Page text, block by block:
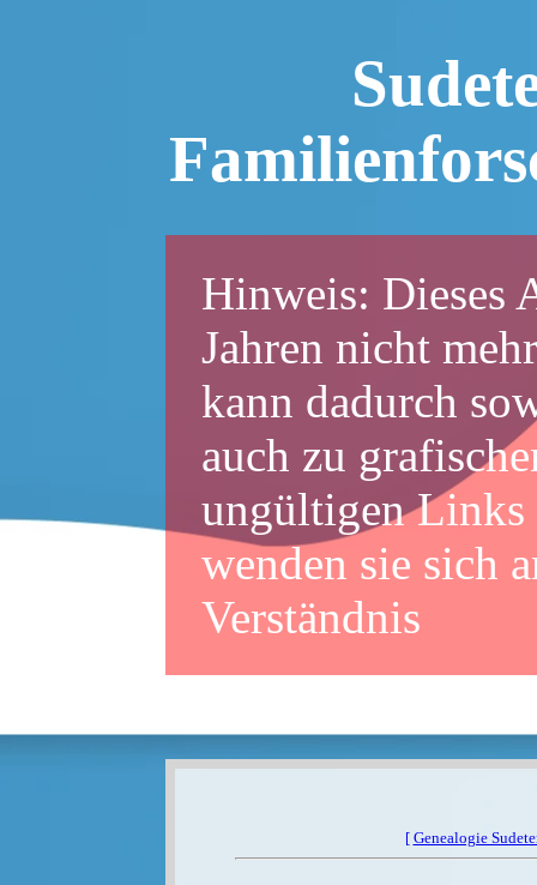
Hinweis: Dieses
Jahren nicht
kann dadurch
auch zu
ungültigen Links
wenden sie sich
Verständnis
[ Genealogie